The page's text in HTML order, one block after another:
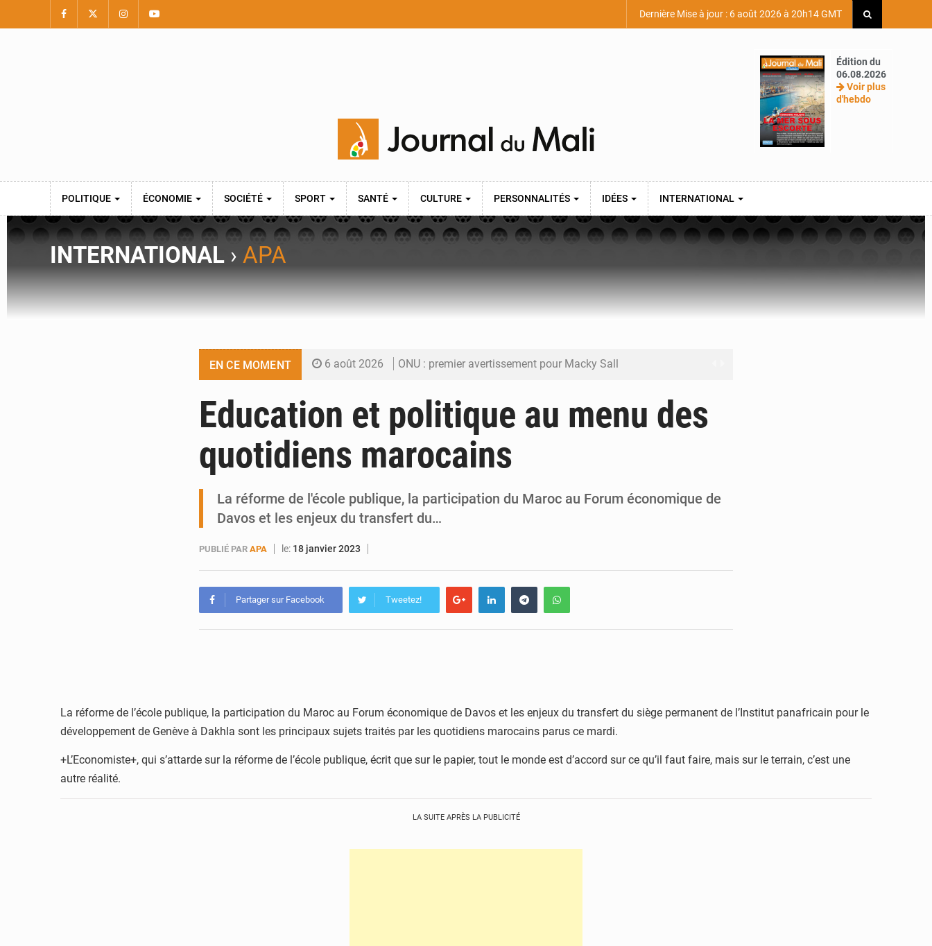
Dernière Mise à jour : 6 août 2026 à 20h14 GMT
Édition du
06.08.2026
Voir plus
d'hebdo
POLITIQUE ÉCONOMIE SOCIÉTÉ SPORT SANTÉ CULTURE PERSONNALITÉS IDÉES INTERNATIONAL
INTERNATIONAL › APA
EN CE MOMENT 6 août 2026 ONU : premier avertissement pour Macky Sall
6 août 2026 Défense et sécurité : Le Mali change d’architecture
6 août 2026 Riz local : 26 030 tonnes pour amortir la soudure
Education et politique au menu des
quotidiens marocains
La réforme de l'école publique, la participation du Maroc au Forum économique de
Davos et les enjeux du transfert du…
PUBLIÉ PAR APA le: 18 janvier 2023
Partager sur Facebook Tweetez!
La réforme de l’école publique, la participation du Maroc au Forum économique de Davos et les enjeux du transfert du siège permanent de l’Institut panafricain pour le
développement de Genève à Dakhla sont les principaux sujets traités par les quotidiens marocains parus ce mardi.
+L’Economiste+, qui s’attarde sur la réforme de l’école publique, écrit que sur le papier, tout le monde est d’accord sur ce qu’il faut faire, mais sur le terrain, c’est une
autre réalité.
LA SUITE APRÈS LA PUBLICITÉ